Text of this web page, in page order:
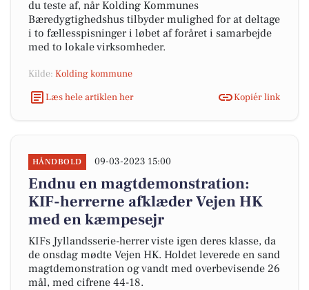
du teste af, når Kolding Kommunes
Bæredygtighedshus tilbyder mulighed for at deltage
i to fællesspisninger i løbet af foråret i samarbejde
med to lokale virksomheder.
Kilde: Kolding kommune
Læs hele artiklen her
Kopiér link
HÅNDBOLD 09-03-2023 15:00
Endnu en magtdemonstration:
KIF-herrerne afklæder Vejen HK
med en kæmpesejr
KIFs Jyllandsserie-herrer viste igen deres klasse, da
de onsdag mødte Vejen HK. Holdet leverede en sand
magtdemonstration og vandt med overbevisende 26
mål, med cifrene 44-18.